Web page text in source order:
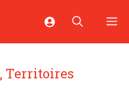
, Territoires